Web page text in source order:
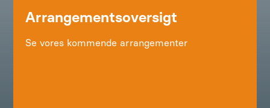
Arrangementsoversigt
Se vores kommende arrangementer